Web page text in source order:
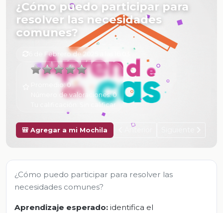
¿Cómo puedo participar para
resolver las necesidades
comunes?
6 de Febrero de 2025 a las 16:03
Promedio:0
Número de valoraciones:0
Sin calificar
🎒 Agregar a mi Mochila Anterior
¿Cómo puedo participar para resolver las
necesidades comunes?
Aprendizaje esperado: identifica el